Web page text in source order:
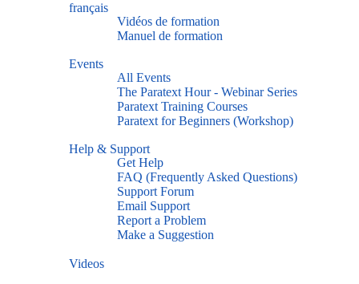
français
Vidéos de formation
Manuel de formation
Events
All Events
The Paratext Hour - Webinar Series
Paratext Training Courses
Paratext for Beginners (Workshop)
Help & Support
Get Help
FAQ (Frequently Asked Questions)
Support Forum
Email Support
Report a Problem
Make a Suggestion
Videos